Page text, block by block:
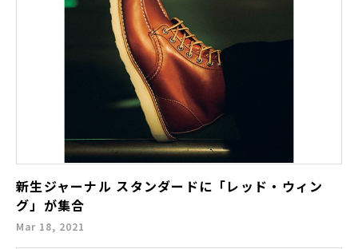
新生ジャーナル スタンダードに「レッド・ウィン
グ」が集合
Mar 18, 2021